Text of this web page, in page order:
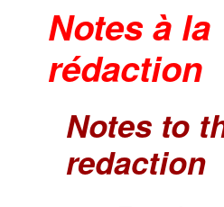
Notes à la
rédaction
Notes to
redaction